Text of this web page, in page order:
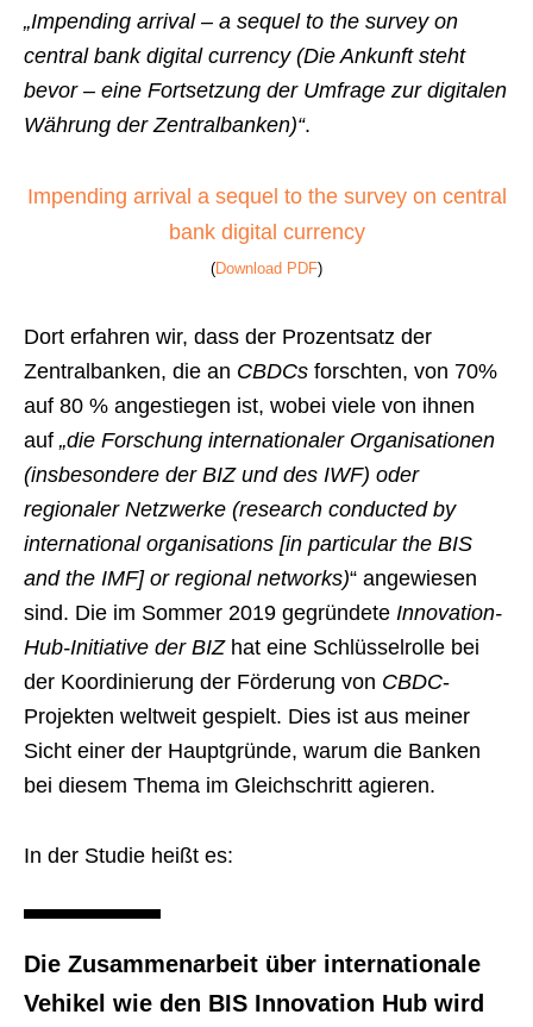
„Impending arrival – a sequel to the survey on
central bank digital currency (Die Ankunft steht
bevor – eine Fortsetzung der Umfrage zur digitalen
Währung der Zentralbanken)“.
Impending arrival a sequel to the survey on central
bank digital currency
(Download PDF)
Dort erfahren wir, dass der Prozentsatz der
Zentralbanken, die an CBDCs forschten, von 70%
auf 80 % angestiegen ist, wobei viele von ihnen
auf „die Forschung internationaler Organisationen
(insbesondere der BIZ und des IWF) oder
regionaler Netzwerke (research conducted by
international organisations [in particular the BIS
and the IMF] or regional networks)“ angewiesen
sind. Die im Sommer 2019 gegründete Innovation-
Hub-Initiative der BIZhat eine Schlüsselrolle bei
der Koordinierung der Förderung von CBDC-
Projekten weltweit gespielt. Dies ist aus meiner
Sicht einer der Hauptgründe, warum die Banken
bei diesem Thema im Gleichschritt agieren.
In der Studie heißt es:
Die Zusammenarbeit über internationale
Vehikel wie den BIS Innovation Hub wird